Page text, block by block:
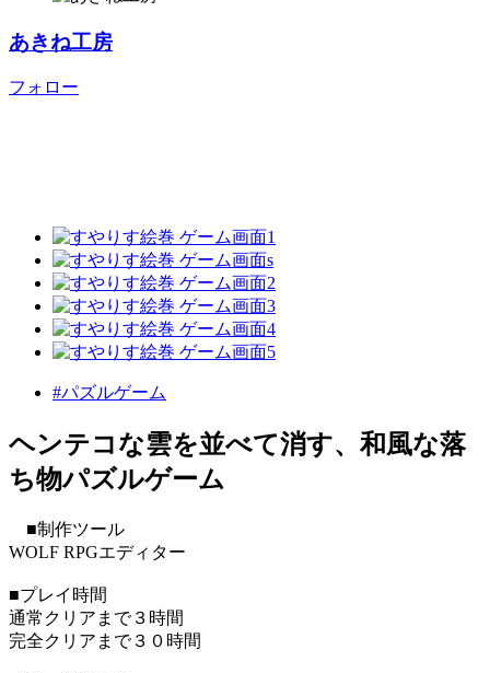
あきね工房
フォロー
#パズルゲーム
ヘンテコな雲を並べて消す、和風な落
ち物パズルゲーム
■制作ツール
WOLF RPGエディター
■プレイ時間
通常クリアまで３時間
完全クリアまで３０時間